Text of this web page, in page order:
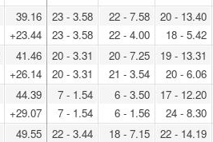
39.16
+23.44
23 - 3.58
23 - 3.58
22 - 7.58
22 - 4.00
20 - 13.40
18 - 5.42
41.46
+26.14
20 - 3.31
20 - 3.31
20 - 7.25
21 - 3.54
19 - 13.31
20 - 6.06
44.39
+29.07
7 - 1.54
7 - 1.54
6 - 3.50
6 - 1.56
17 - 12.20
24 - 8.30
49.55
22 - 3.44
18 - 7.15
22 - 14.19